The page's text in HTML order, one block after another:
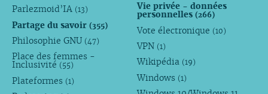
Parlezmoid’IA (13)
Partage du savoir (355)
Philosophie GNU (47)
Place des femmes -
Inclusivité (55)
Plateformes (1)
Vie privée - données
personnelles(266)
Vote électronique (10)
VPN (1)
Wikipédia (19)
Windows (1)